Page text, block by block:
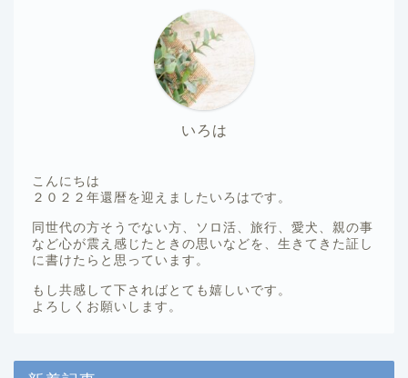
いろは
こんにちは
２０２２年還暦を迎えましたいろはです。
同世代の方そうでない方、ソロ活、旅行、愛犬、親の事
など心が震え感じたときの思いなどを、生きてきた証し
に書けたらと思っています。
もし共感して下さればとても嬉しいです。
よろしくお願いします。